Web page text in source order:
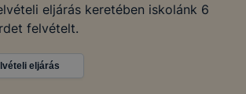
eljárás keretében iskolánk 6
felvételt.
eljárás